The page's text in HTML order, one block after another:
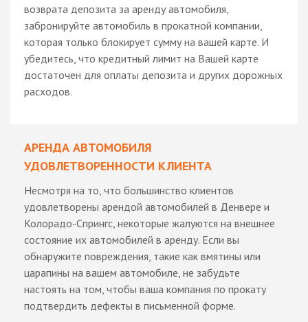
возврата депозита за аренду автомобиля,
забронируйте автомобиль в прокатной компании,
которая только блокирует сумму на вашей карте. И
убедитесь, что кредитный лимит на Вашей карте
достаточен для оплаты депозита и других дорожных
расходов.
АРЕНДА АВТОМОБИЛЯ
УДОВЛЕТВОРЕННОСТИ КЛИЕНТА
Несмотря на то, что большинство клиентов
удовлетворены арендой автомобилей в Денвере и
Колорадо-Спрингс, некоторые жалуются на внешнее
состояние их автомобилей в аренду. Если вы
обнаружите повреждения, такие как вмятины или
царапины на вашем автомобиле, не забудьте
настоять на том, чтобы ваша компания по прокату
подтвердить дефекты в письменной форме.